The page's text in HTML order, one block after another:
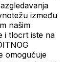
između
našim
i tlocrt iste na
omogučuje